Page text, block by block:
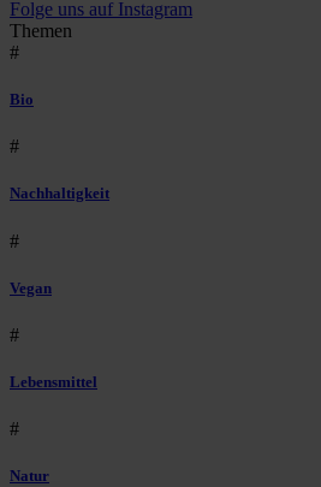
Folge uns auf Instagram
Themen
#
Bio
#
Nachhaltigkeit
#
Vegan
#
Lebensmittel
#
Natur